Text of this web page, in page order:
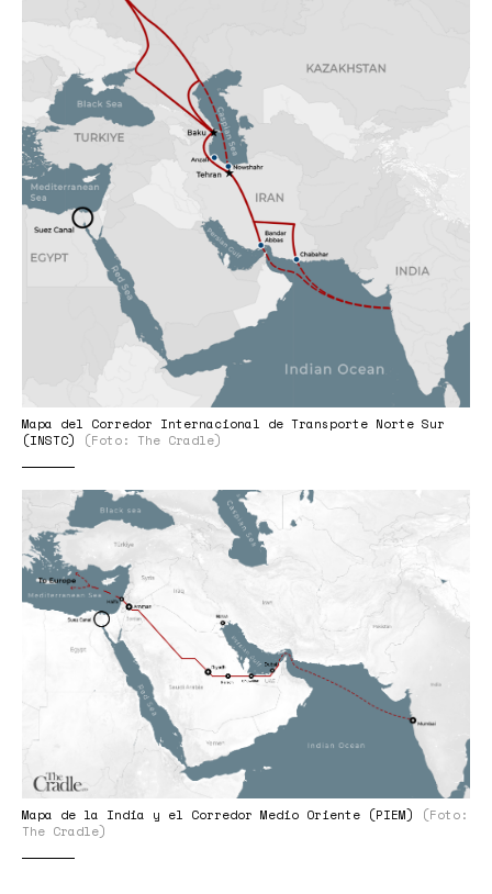
Mapa del Corredor Internacional de Transporte Norte Sur
(INSTC)
(Foto: The Cradle)
PIEM
Mapa de la India y el Corredor Medio Oriente (PIEM)
(Foto:
The Cradle)